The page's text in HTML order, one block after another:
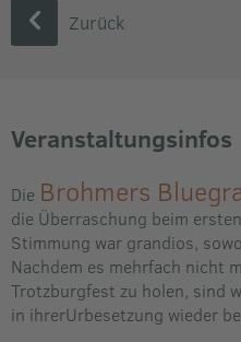
Zurück
Veranstaltungsinfos
Die Brohmers
die Überraschung beim
Stimmung war grandios,
Nachdem es mehrfach nicht
Trotzburgfest zu holen, sind
in ihrerUrbesetzung wieder